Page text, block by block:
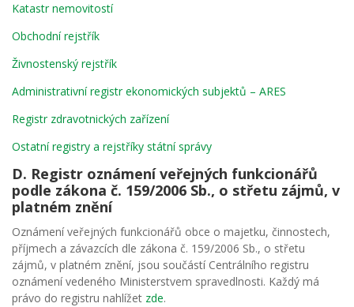
Katastr nemovitostí
Obchodní rejstřík
Živnostenský rejstřík
Administrativní registr ekonomických subjektů – ARES
Registr zdravotnických zařízení
Ostatní registry a rejstříky státní správy
D. Registr oznámení veřejných funkcionářů
podle zákona č. 159/2006 Sb., o střetu zájmů, v
platném znění
Oznámení veřejných funkcionářů obce o majetku, činnostech,
příjmech a závazcích dle zákona č. 159/2006 Sb., o střetu
zájmů, v platném znění, jsou součástí Centrálního registru
oznámení vedeného Ministerstvem spravedlnosti. Každý má
právo do registru nahlížet zde.